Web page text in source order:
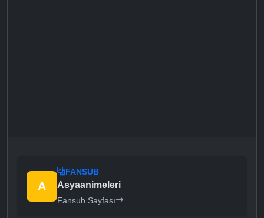
A
FANSUB
Asyaanimeleri
Fansub Sayfası